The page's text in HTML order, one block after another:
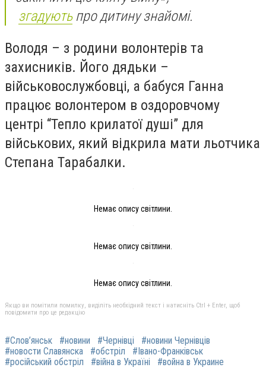
згадуютьпро дитину знайомі.
Володя – з родини волонтерів та
захисників. Його дядьки –
військовослужбовці, а бабуся Ганна
працює волонтером в оздоровчому
центрі “Тепло крилатої душі” для
військових, який відкрила мати льотчика
Степана Тарабалки.
Немає опису світлини.
Немає опису світлини.
Немає опису світлини.
Якщо ви помітили помилку, виділіть необхідний текст і натисніть Ctrl + Enter, щоб
повідомити про це редакцію
#Слов’янськ #новини #Чернівці
#новини Чернівців
#новости Славянска
#обстріл
#Івано-Франківськ
#російський обстріл
#війна в Україні #война в Украине